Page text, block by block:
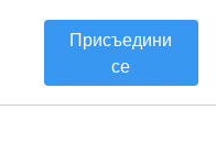
Присъедини
се